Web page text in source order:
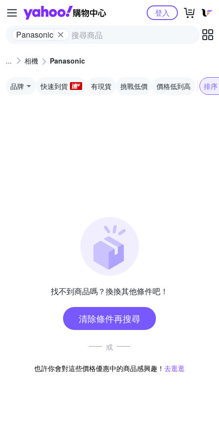
Yahoo購物中心
Panasonic
登入
相機 Panasonic
品牌 快速到貨 有現貨 挑戰低價 價格低到高 排序
找不到商品嗎？換換其他條件吧！
清除條件再搜尋
或
也許你會對這些價格優惠中的商品感興趣！ 去逛逛